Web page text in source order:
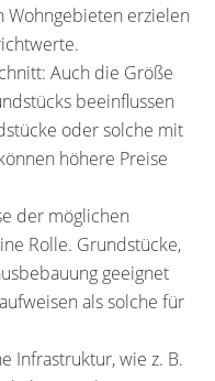
Wohngebieten erzielen
Auch die Größe
beeinflussen
oder solche mit
höhere Preise
der möglichen
Rolle. Grundstücke,
geeignet
als solche für
Infrastruktur, wie z. B.